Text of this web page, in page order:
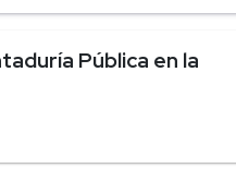
Pública en la